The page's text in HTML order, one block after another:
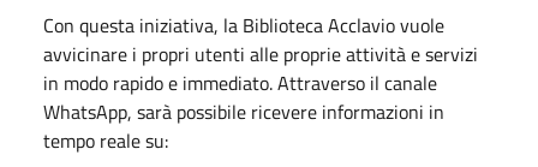
Con questa iniziativa, la Biblioteca Acclavio vuole
avvicinare i propri utenti alle proprie attività e servizi
in modo rapido e immediato. Attraverso il canale
WhatsApp, sarà possibile ricevere informazioni in
tempo reale su: